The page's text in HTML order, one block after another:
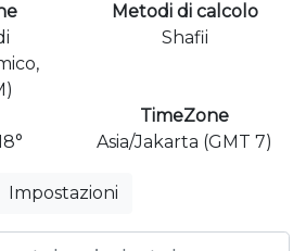
Metodi di calcolo
Shafii
TimeZone
Asia/Jakarta (GMT 7)
Impostazioni